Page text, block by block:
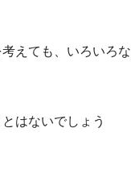
えても、いろいろな
はないでしょう